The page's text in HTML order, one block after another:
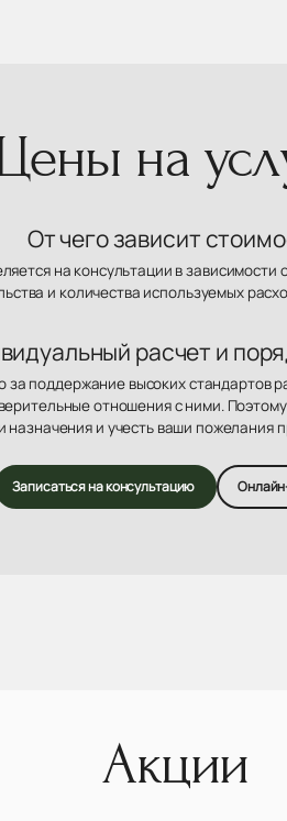
на
От чего зависит
на консультации в
и количества используемых
расчет и
за поддержание высоких стандартов
отношения с ними.
назначения и учесть ваши пожелания
Записаться на консультацию
Акции